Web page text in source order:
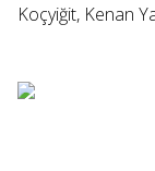
Koçyiğit, Kenan